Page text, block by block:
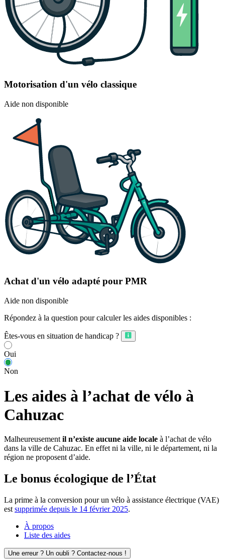
Motorisation d'un vélo classique
Aide non disponible
Achat d'un vélo adapté pour PMR
Aide non disponible
Répondez à la question pour calculer les aides disponibles :
Êtes-vous en situation de handicap ?
Oui
Non
Les aides à l’achat de vélo à
Cahuzac
Malheureusement il n’existe aucune aide locale à l’achat de vélo
dans la ville de Cahuzac. En effet ni la ville, ni le département, ni la
région ne proposent d’aide.
Le bonus écologique de l’État
La prime à la conversion pour un vélo à assistance électrique (VAE)
est supprimée depuis le 14 février 2025.
À propos
Liste des aides
Une erreur ? Un oubli ? Contactez-nous !